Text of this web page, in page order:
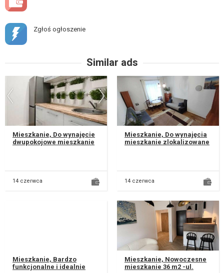
Zgłoś ogłoszenie
Similar ads
Mieszkanie, Do wynajęcie
dwupokojowe mieszkanie
14 czerwca
Mieszkanie, Do wynajęcia
mieszkanie zlokalizowane
14 czerwca
Mieszkanie, Bardzo
funkcjonalne i idealnie
Mieszkanie, Nowoczesne
mieszkanie 36 m2 -ul.